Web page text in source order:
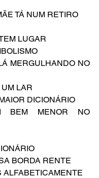
TÁ NUM RETIRO
LUGAR
MERGULHANDO NO
LAR
DICIONÁRIO
BEM MENOR NO
BORDA RENTE
ALFABETICAMENTE